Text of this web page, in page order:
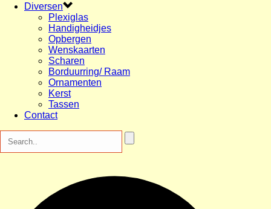
Diversen
Plexiglas
Handigheidjes
Opbergen
Wenskaarten
Scharen
Borduurring/ Raam
Ornamenten
Kerst
Tassen
Contact